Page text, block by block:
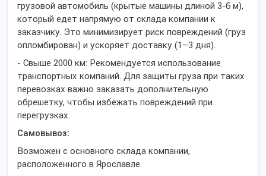
грузовой автомобиль (крытые машины длиной 3-6 м),
который едет напрямую от склада компании к
заказчику. Это минимизирует риск повреждений (груз
опломбирован) и ускоряет доставку (1–3 дня).
- Свыше 2000 км: Рекомендуется использование
транспортных компаний. Для защиты груза при таких
перевозках важно заказать дополнительную
обрешетку, чтобы избежать повреждений при
перегрузках.
Самовывоз:
Возможен с основного склада компании,
расположенного в Ярославле.